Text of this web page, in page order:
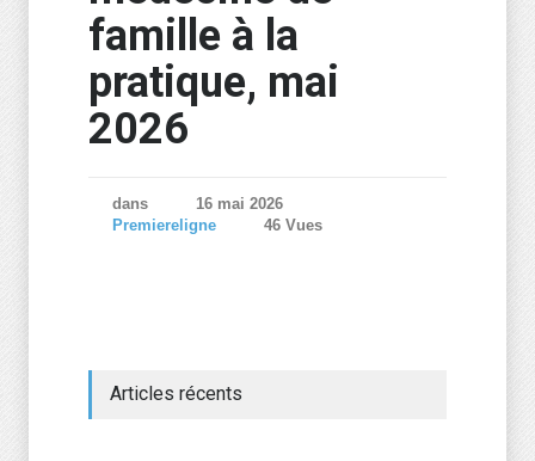
famille à la
pratique, mai
2026
dans
16 mai 2026
Premiereligne
46 Vues
Articles récents